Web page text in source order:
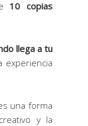
10 copias
llega a tu
experiencia
una forma
y la